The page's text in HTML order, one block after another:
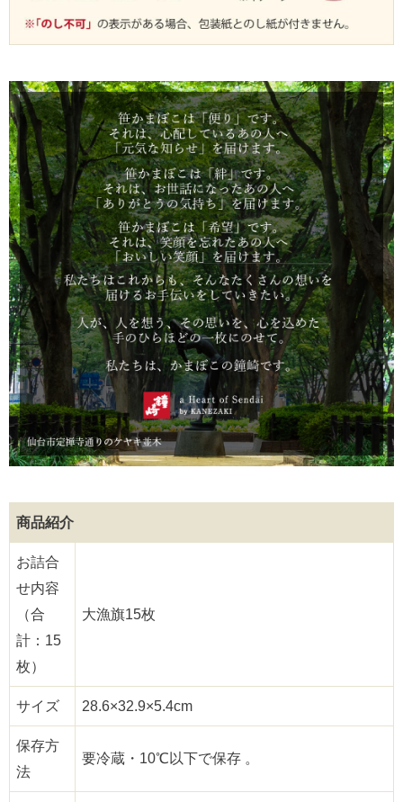
商品紹介
お詰合
せ内容
（合
計：15
枚）
大漁旗15枚
サイズ 28.6×32.9×5.4cm
保存方
法
要冷蔵・10℃以下で保存 。